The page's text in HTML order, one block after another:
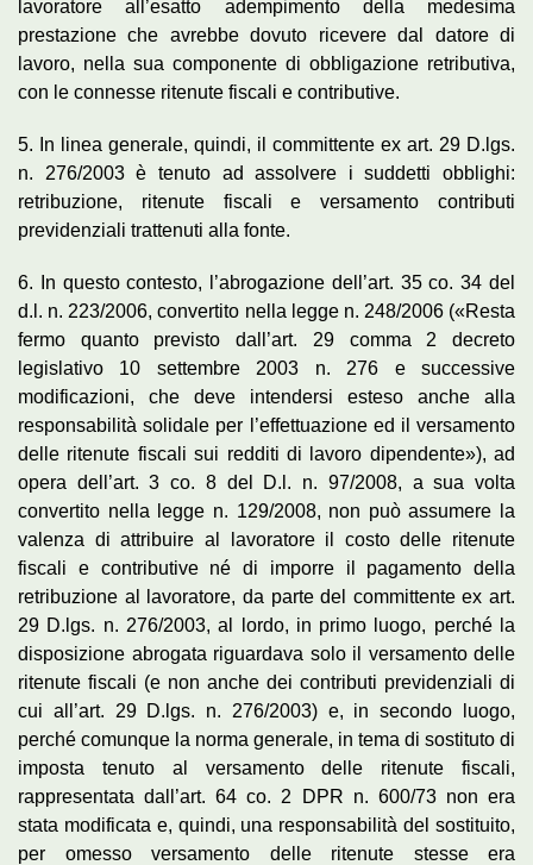
lavoratore all’esatto adempimento della medesima
prestazione che avrebbe dovuto ricevere dal datore di
lavoro, nella sua componente di obbligazione retributiva,
con le connesse ritenute fiscali e contributive.
5. In linea generale, quindi, il committente ex art. 29 D.lgs.
n. 276/2003 è tenuto ad assolvere i suddetti obblighi:
retribuzione, ritenute fiscali e versamento contributi
previdenziali trattenuti alla fonte.
6. In questo contesto, l’abrogazione dell’art. 35 co. 34 del
d.l. n. 223/2006, convertito nella legge n. 248/2006 («Resta
fermo quanto previsto dall’art. 29 comma 2 decreto
legislativo 10 settembre 2003 n. 276 e successive
modificazioni, che deve intendersi esteso anche alla
responsabilità solidale per l’effettuazione ed il versamento
delle ritenute fiscali sui redditi di lavoro dipendente»), ad
opera dell’art. 3 co. 8 del D.l. n. 97/2008, a sua volta
convertito nella legge n. 129/2008, non può assumere la
valenza di attribuire al lavoratore il costo delle ritenute
fiscali e contributive né di imporre il pagamento della
retribuzione al lavoratore, da parte del committente ex art.
29 D.lgs. n. 276/2003, al lordo, in primo luogo, perché la
disposizione abrogata riguardava solo il versamento delle
ritenute fiscali (e non anche dei contributi previdenziali di
cui all’art. 29 D.lgs. n. 276/2003) e, in secondo luogo,
perché comunque la norma generale, in tema di sostituto di
imposta tenuto al versamento delle ritenute fiscali,
rappresentata dall’art. 64 co. 2 DPR n. 600/73 non era
stata modificata e, quindi, una responsabilità del sostituito,
per omesso versamento delle ritenute stesse era